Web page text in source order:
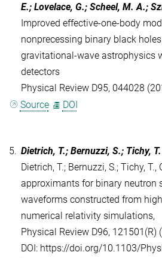
E.; Lovelace, G.; Scheel, M. A.;
Improved effective-one-body
nonprecessing binary black
gravitational-wave astrophysics
detectors
Physical Review D95, 044028
Source
DOI
5. Dietrich, T.; Bernuzzi, S.; Tichy, T.
Dietrich, T.; Bernuzzi, S.; Tichy,
approximants for binary neutron
waveforms constructed from
numerical relativity simulations,
Physical Review D96, 121501(R)
DOI: https://doi.org/10.1103/